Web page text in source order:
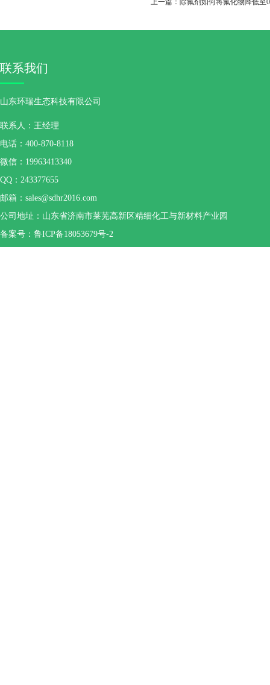
上一篇： 除氟剂如何将氟化物降低至
联系我们
山东环瑞生态科技有限公司
联系人：王经理
电话：400-870-8118
微信：19963413340
QQ：243377655
邮箱：sales@sdhr2016.com
公司地址：山东省济南市莱芜高新区精细化工与新材料产业园
备案号：鲁ICP备18053679号-2